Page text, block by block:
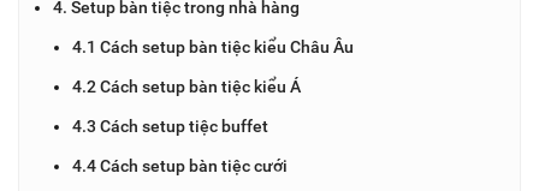
4. Setup bàn tiệc trong nhà hàng
4.1 Cách setup bàn tiệc kiểu Châu Âu
4.2 Cách setup bàn tiệc kiểu Á
4.3 Cách setup tiệc buffet
4.4 Cách setup bàn tiệc cưới